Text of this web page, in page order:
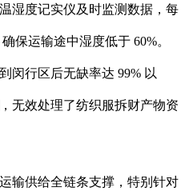
湿度记实仪及时监测数据，每
保运输途中湿度低于 60%。
闵行区后无缺率达 99% 以
无效处理了纺织服拆财产物资
供给全链条支撑，特别针对